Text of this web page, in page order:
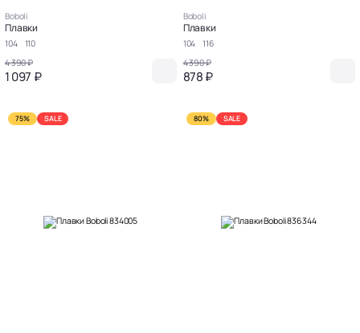
Boboli
Плавки
104
110
4 390 ₽
1 097 ₽
Boboli
Плавки
104
116
4 390 ₽
878 ₽
75% SALE 80% SALE